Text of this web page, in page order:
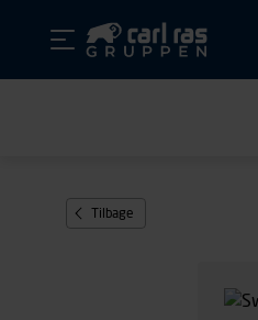
Tilbage